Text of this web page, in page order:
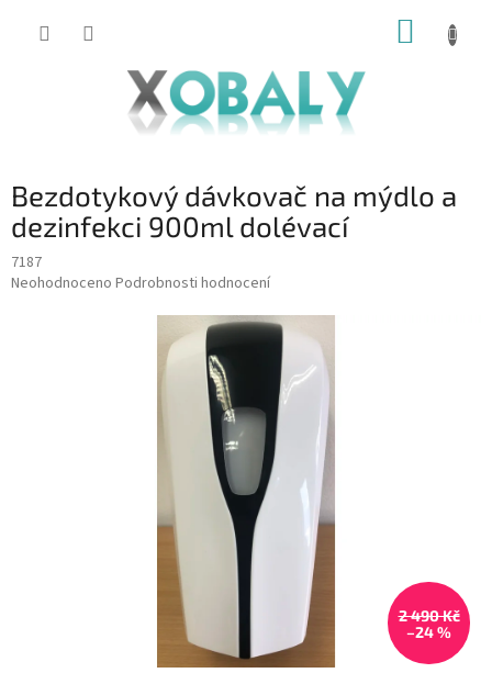
KOŠÍK
Bezdotykový dávkovač na mýdlo a
dezinfekci 900ml dolévací
7187
Průměrné
Neohodnoceno Podrobnosti hodnocení
2 490 Kč
–24 %